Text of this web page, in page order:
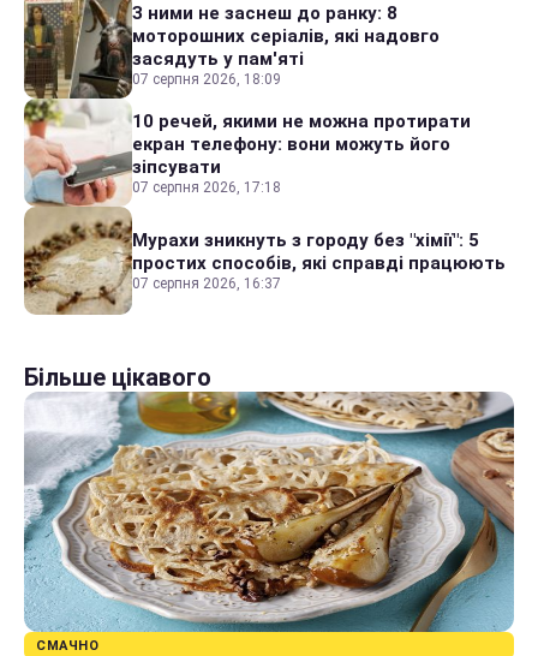
З ними не заснеш до ранку: 8
моторошних серіалів, які надовго
засядуть у пам'яті
07 серпня 2026, 18:09
10 речей, якими не можна протирати
екран телефону: вони можуть його
зіпсувати
07 серпня 2026, 17:18
Мурахи зникнуть з городу без "хімії": 5
простих способів, які справді працюють
07 серпня 2026, 16:37
Більше цікавого
СМАЧНО